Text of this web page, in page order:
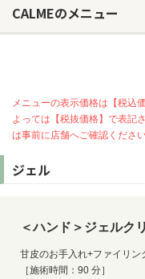
CALMEのメニュー
メニューの表示価格は【税込
よっては【税抜価格】で表記
は事前に店舗へご確認ください
ジェル
＜ハンド＞ジェルク
甘皮のお手入れ+ファイリン
［施術時間：90 分］